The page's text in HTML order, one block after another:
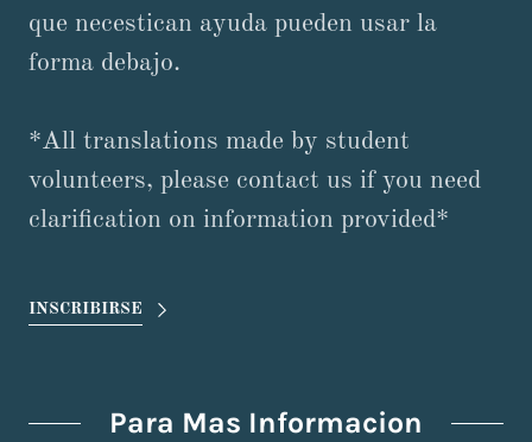
que necestican ayuda pueden usar la
forma debajo.
*All translations made by student
volunteers, please contact us if you need
clarification on information provided*
INSCRIBIRSE
Para Mas Informacion